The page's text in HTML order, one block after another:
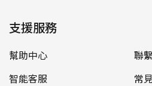
支援服務
幫助中心
聯
智能客服
常